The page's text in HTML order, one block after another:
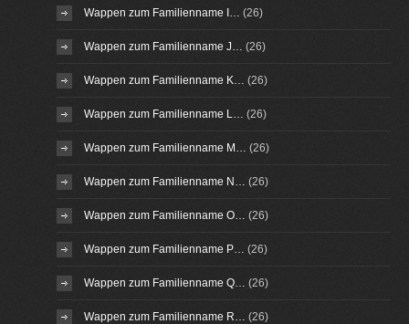
Wappen zum Familienname I… (26)
Wappen zum Familienname J… (26)
Wappen zum Familienname K… (26)
Wappen zum Familienname L… (26)
Wappen zum Familienname M… (26)
Wappen zum Familienname N… (26)
Wappen zum Familienname O… (26)
Wappen zum Familienname P… (26)
Wappen zum Familienname Q… (26)
Wappen zum Familienname R… (26)